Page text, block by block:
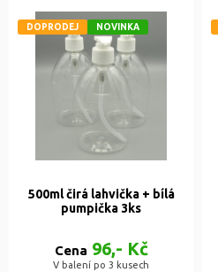
DOPRODEJ NOVINKA
500ml čirá lahvička + bílá
pumpička 3ks
Cena 96,- Kč
V balení po 3 kusech